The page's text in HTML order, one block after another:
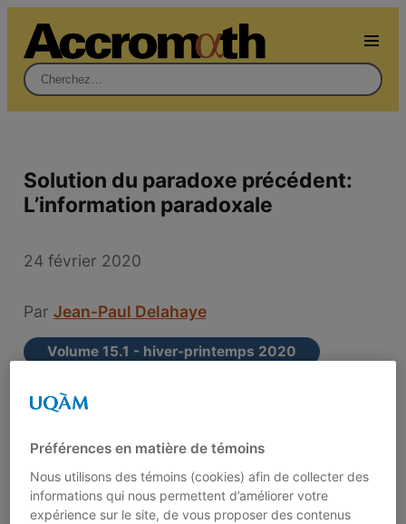
Rechercher :
Solution du paradoxe précédent:
L’information paradoxale
24 février 2020
Par Jean-Paul Delahaye
Volume 15.1 - hiver-printemps 2020
On choisit cinq nombresa, b, c, d
les relations:
\[1 ≤ a < b < c < d < e ≤ 10.\]
Préférences en matière de témoins
Nous utilisons des témoins (cookies) afin de collecter des
informations qui nous permettent d’améliorer votre
expérience sur le site, de vous proposer des contenus